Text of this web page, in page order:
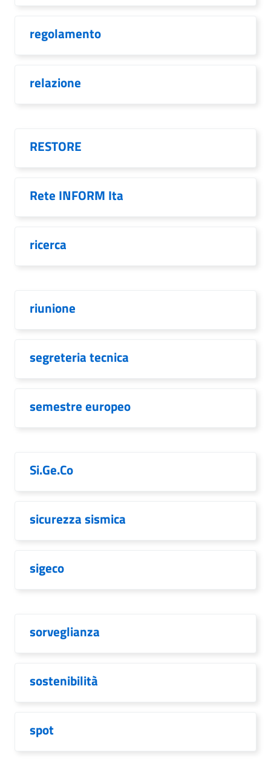
regolamento
relazione
RESTORE
Rete INFORM Ita
ricerca
riunione
segreteria tecnica
semestre europeo
Si.Ge.Co
sicurezza sismica
sigeco
sorveglianza
sostenibilità
spot